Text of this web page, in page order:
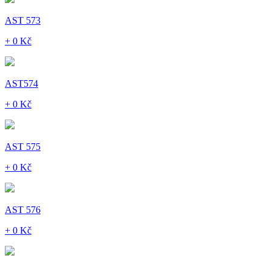
AST 573
+ 0 Kč
AST574
+ 0 Kč
AST 575
+ 0 Kč
AST 576
+ 0 Kč